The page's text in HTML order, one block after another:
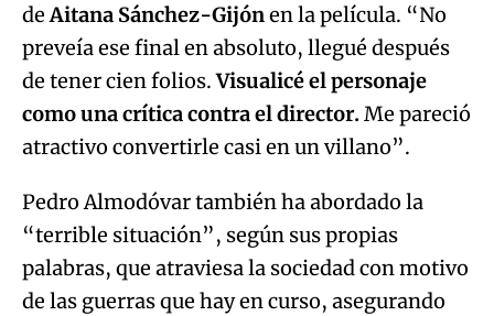
deAitana Sánchez-Gijónen la película. “No
preveía ese final en absoluto, llegué después
de tener cien folios.Visualicé el personaje
como una crítica contra el director.Me pareció
atractivo convertirle casi en un villano”.
Pedro Almodóvar también ha abordado la
“terrible situación”, según sus propias
palabras, que atraviesa la sociedad con motivo
de las guerras que hay en curso, asegurando